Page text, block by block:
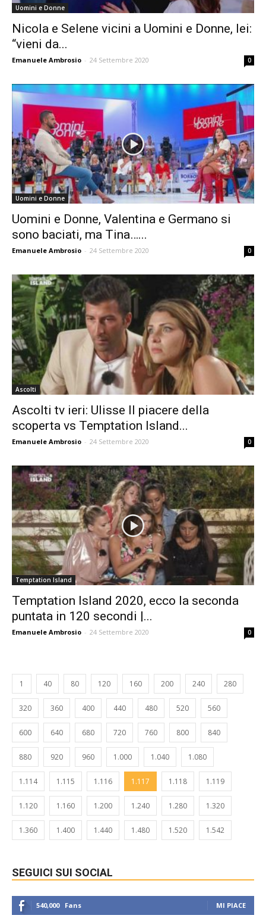
Uomini e Donne
Nicola e Selene vicini a Uomini e Donne, lei:
“vieni da...
Emanuele Ambrosio - 24 Settembre 2020 0
Uomini e Donne
Uomini e Donne, Valentina e Germano si
sono baciati, ma Tina…...
Emanuele Ambrosio - 24 Settembre 2020 0
Ascolti
Ascolti tv ieri: Ulisse Il piacere della
scoperta vs Temptation Island...
Emanuele Ambrosio - 24 Settembre 2020 0
Temptation Island
Temptation Island 2020, ecco la seconda
puntata in 120 secondi |...
Emanuele Ambrosio - 24 Settembre 2020 0
1 40 80 120 160 200 240 280
320 360 400 440 480 520 560
600 640 680 720 760 800 840
880 920 960 1.000 1.040 1.080
1.114 1.115 1.116 1.117 1.118 1.119
1.120 1.160 1.200 1.240 1.280 1.320
1.360 1.400 1.440 1.480 1.520 1.542
SEGUICI SUI SOCIAL
540,000 Fans MI PIACE